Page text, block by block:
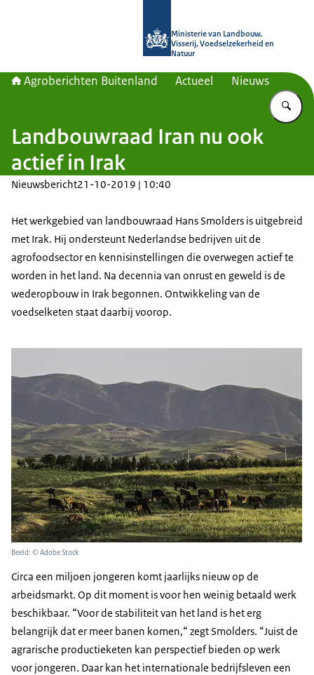
Ministerie van Landbouw,
Visserij, Voedselzekerheid en
Natuur
Agroberichten Buitenland Actueel Nieuws
Landbouwraad Iran nu ook
actief in Irak
Nieuwsbericht21-10-2019 | 10:40
Het werkgebied van landbouwraad Hans Smolders is uitgebreid
met Irak. Hij ondersteunt Nederlandse bedrijven uit de
agrofoodsector en kennisinstellingen die overwegen actief te
worden in het land. Na decennia van onrust en geweld is de
wederopbouw in Irak begonnen. Ontwikkeling van de
voedselketen staat daarbij voorop.
Beeld: © Adobe Stock
Circa een miljoen jongeren komt jaarlijks nieuw op de
arbeidsmarkt. Op dit moment is voor hen weinig betaald werk
beschikbaar. “Voor de stabiliteit van het land is het erg
belangrijk dat er meer banen komen,“ zegt Smolders. “Juist de
agrarische productieketen kan perspectief bieden op werk
voor jongeren. Daar kan het internationale bedrijfsleven een